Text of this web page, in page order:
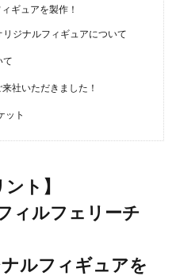
ギュアを製作！
リジナルフィギュアについて
て
社いただきました！
ット
ト】
ィルフェリーチ
ルフィギュアを